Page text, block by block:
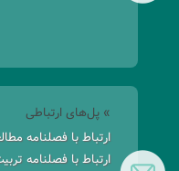
» پل‌های ارتباطی
ارتباط با فصلنامه
ارتباط با فصلنامه